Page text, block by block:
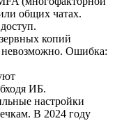
общих чатах.
копий
невозможно. Ошибка:
ИБ.
настройки
В 2024 году